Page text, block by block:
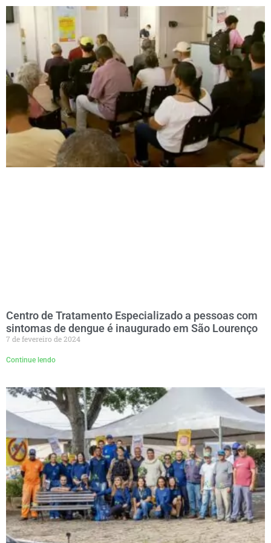
Centro de Tratamento Especializado a pessoas com
sintomas de dengue é inaugurado em São Lourenço
7 de fevereiro de 2024
Continue lendo